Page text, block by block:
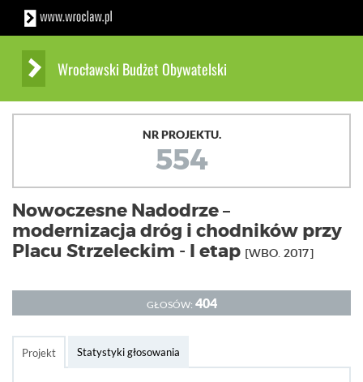
Wrocławski Budżet Obywatelski
NR PROJEKTU.
554
Nowoczesne Nadodrze –
modernizacja dróg i chodników przy
Placu Strzeleckim - I etap [WBO. 2017]
GŁOSÓW: 404
Projekt Statystyki głosowania